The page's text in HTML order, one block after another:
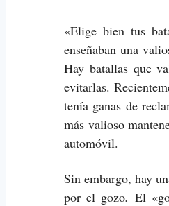
«Elige bien tus
enseñaban una
Hay batallas que
evitarlas.
tenía ganas de
más valioso
automóvil.
Sin embargo, hay
por el gozo. El